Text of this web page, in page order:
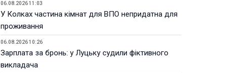
06.08.2026 11:03
У Колках частина кімнат для ВПО непридатна для
проживання
06.08.2026 10:26
Зарплата за бронь: у Луцьку судили фіктивного
викладача